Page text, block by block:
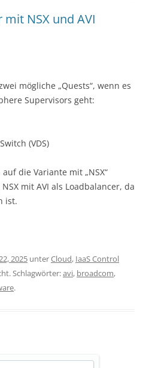
NSX und AVI
mögliche „Quests“, wenn es
Supervisors geht:
(VDS)
die Variante mit „NSX“
mit AVI als Loadbalancer, da
ist.
2025 unterCloud, IaaS Control
Schlagwörter:avi, broadcom,
.